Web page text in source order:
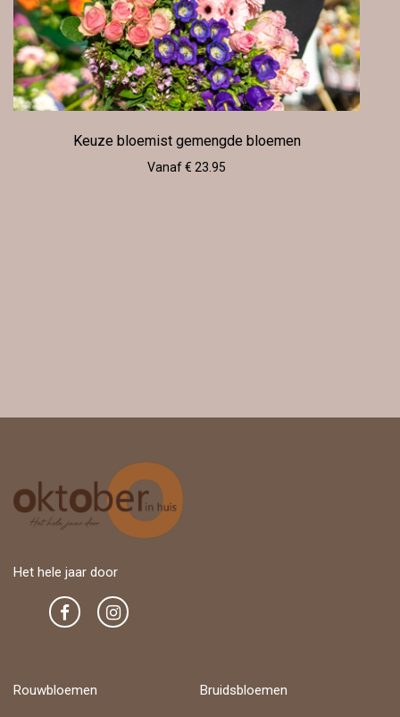
Keuze bloemist gemengde bloemen
Vanaf € 23.95
Het hele jaar door
Rouwbloemen Bruidsbloemen